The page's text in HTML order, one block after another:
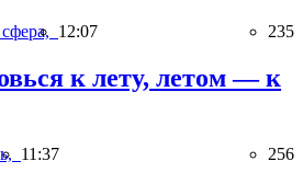
12:07 235
к лету, летом — к
11:37 256